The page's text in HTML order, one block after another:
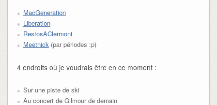
MacGeneration
Liberation
RestosAClermont
Meetnick(par périodes :p)
4 endroits où je voudrais être en ce moment :
Sur une piste de ski
Au concert de Gilmour de demain